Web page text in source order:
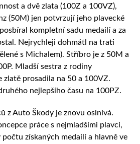
a dvě zlata (100Z a 100VZ),
(50M) jen potvrzují jeho plavecké
kompletní sadu medailí a za
Nejrychleji dohmátl na trati
s Michalem). Stříbro je z 50M a
Mladší sestra z rodiny
zlatě prosadila na 50 a 100VZ.
nejlepšího času na 100PZ.
z Auto Škody je znovu oslnivá.
práce s nejmladšími plavci,
získaných medailí a hlavně ve